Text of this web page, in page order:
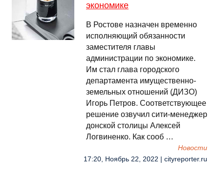
экономике
В Ростове назначен временно
исполняющий обязанности
заместителя главы
администрации по экономике.
Им стал глава городского
департамента имущественно-
земельных отношений (ДИЗО)
Игорь Петров. Соответствующее
решение озвучил сити-менеджер
донской столицы Алексей
Логвиненко. Как сооб …
Новости
17:20, Ноябрь 22, 2022 | cityreporter.ru